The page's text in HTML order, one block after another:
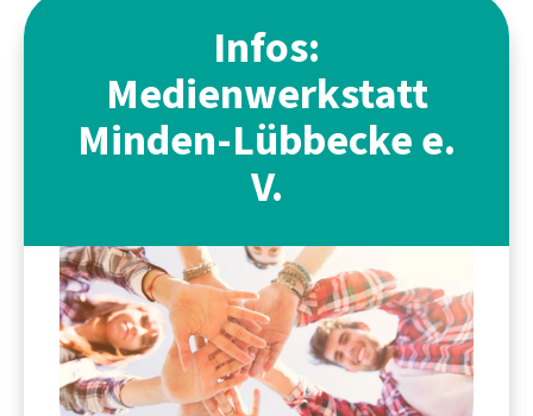
Infos:
Medienwerkstatt
Minden-Lübbecke e.
V.